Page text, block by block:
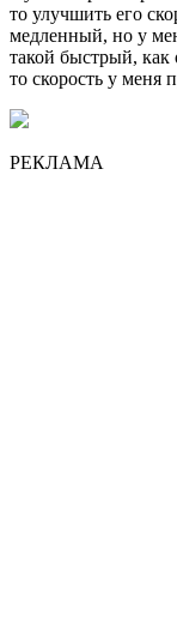
то улучшить его
медленный, но у
такой быстрый, как
то скорость у меня
РЕКЛАМА